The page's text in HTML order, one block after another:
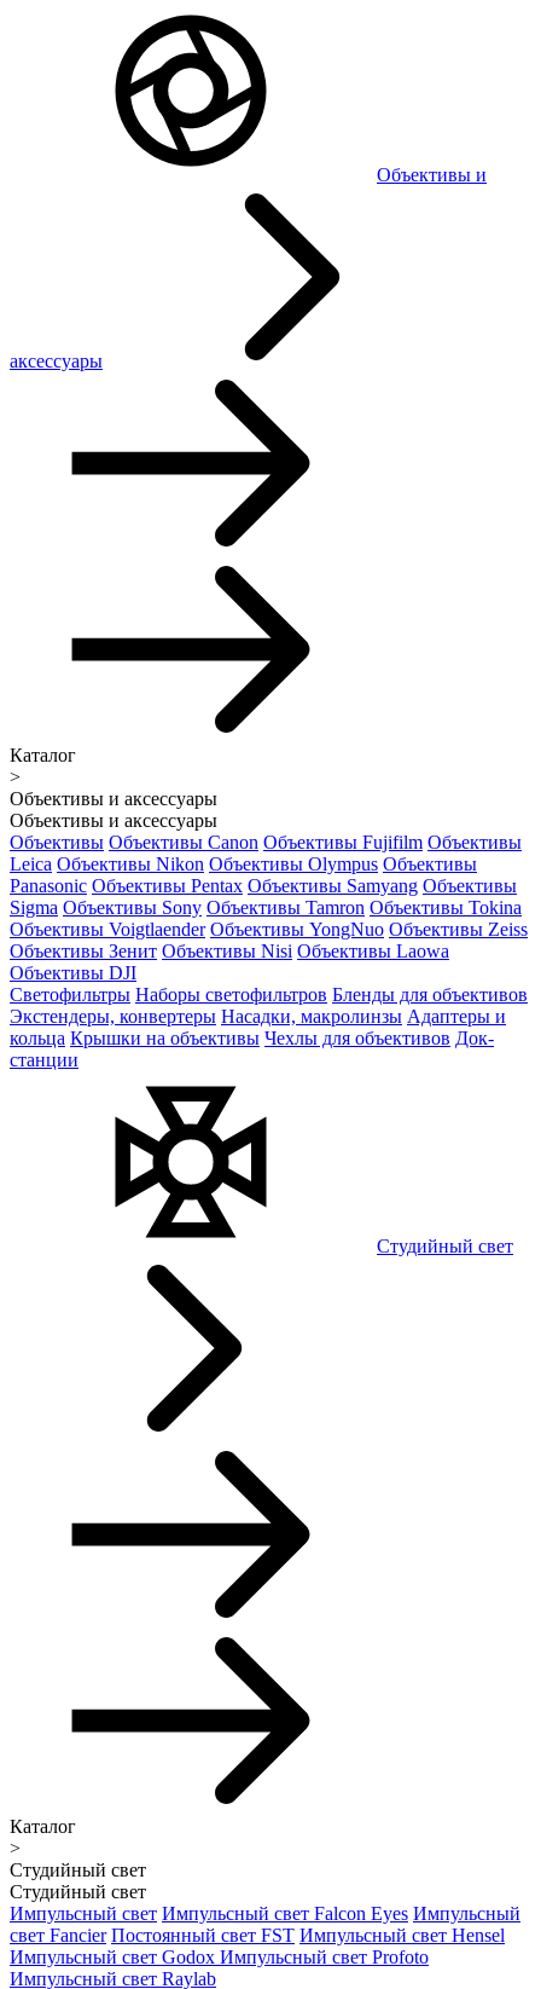
Объективы и
аксессуары
Каталог
>
Объективы и аксессуары
Объективы и аксессуары
Объективы Объективы Canon Объективы Fujifilm Объективы
Leica Объективы Nikon Объективы Olympus Объективы
Panasonic Объективы Pentax Объективы Samyang Объективы
Sigma Объективы Sony Объективы Tamron Объективы Tokina
Объективы Voigtlaender Объективы YongNuo Объективы Zeiss
Объективы Зенит Объективы Nisi Объективы Laowa
Объективы DJI
Светофильтры Наборы светофильтров Бленды для объективов
Экстендеры, конвертеры Насадки, макролинзы Адаптеры и
кольца Крышки на объективы Чехлы для объективов Док-
станции
Студийный свет
Каталог
>
Студийный свет
Студийный свет
Импульсный свет Импульсный свет Falcon Eyes Импульсный
свет Fancier Постоянный свет FST Импульсный свет Hensel
Импульсный свет Godox Импульсный свет Profoto
Импульсный свет Raylab